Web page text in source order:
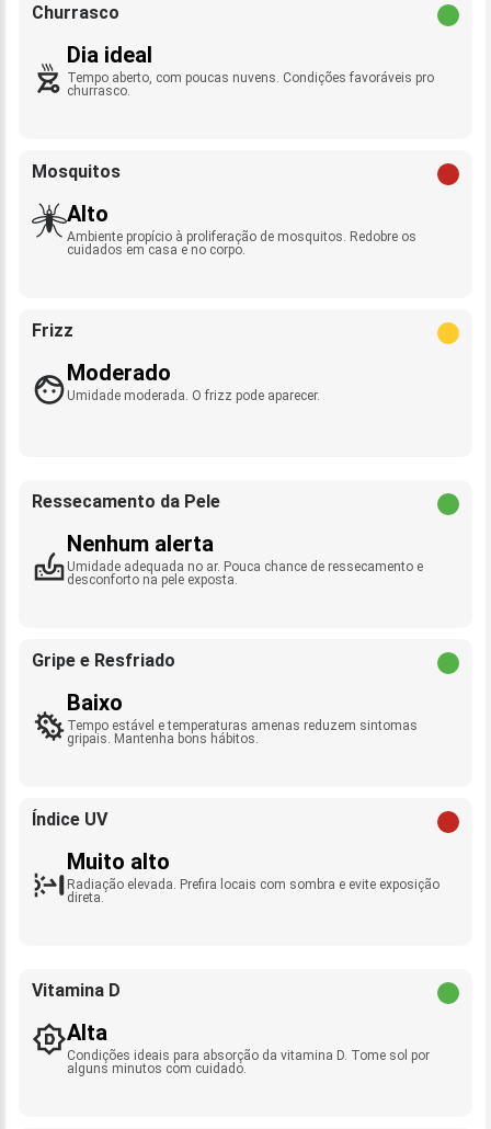
Churrasco
Dia ideal
Tempo aberto, com poucas nuvens. Condições favoráveis pro
churrasco.
Mosquitos
Alto
Ambiente propício à proliferação de mosquitos. Redobre os
cuidados em casa e no corpo.
Frizz
Moderado
Umidade moderada. O frizz pode aparecer.
Ressecamento da Pele
Nenhum alerta
Umidade adequada no ar. Pouca chance de ressecamento e
desconforto na pele exposta.
Gripe e Resfriado
Baixo
Tempo estável e temperaturas amenas reduzem sintomas
gripais. Mantenha bons hábitos.
Índice UV
Muito alto
Radiação elevada. Prefira locais com sombra e evite exposição
direta.
Vitamina D
Alta
Condições ideais para absorção da vitamina D. Tome sol por
alguns minutos com cuidado.